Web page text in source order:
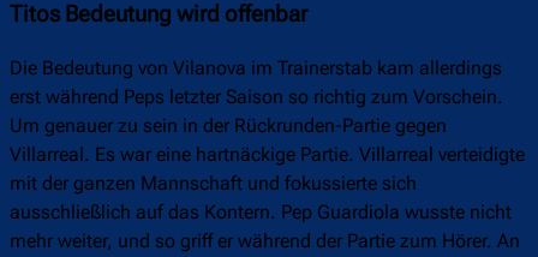
Titos Bedeutung wird offenbar
Die Bedeutung von Vilanova im Trainerstab kam allerdings
erst während Peps letzter Saison so richtig zum Vorschein.
Um genauer zu sein in der Rückrunden-Partie gegen
Villarreal. Es war eine hartnäckige Partie. Villarreal verteidigte
mit der ganzen Mannschaft und fokussierte sich
ausschließlich auf das Kontern. Pep Guardiola wusste nicht
mehr weiter, und so griff er während der Partie zum Hörer. An